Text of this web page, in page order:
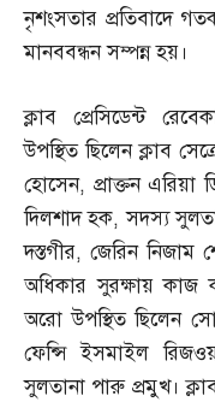
নৃশংসতার প্রতিবাদে
মানববন্ধন সম্পন্ন হয়।
ক্লাব প্রেসিডেন্ট
উপস্থিত ছিলেন ক্লাব
হোসেন, প্রাক্তন এরিয়া
দিলশাদ হক,সদস্য
দস্তগীর, জেরিন নিজাম
অধিকার সুরক্ষায় কাজ
অরো উপস্থিত ছিলেন
ফেন্সি ইসমাইল
সুলতানা পারু প্রমুখ।